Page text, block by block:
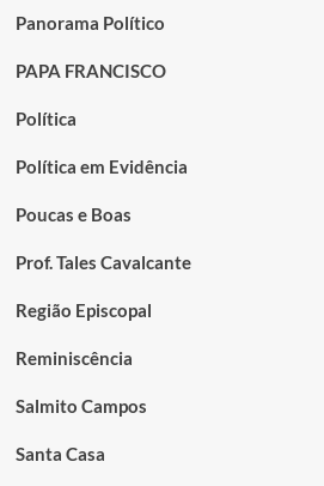
Panorama Político
PAPA FRANCISCO
Política
Política em Evidência
Poucas e Boas
Prof. Tales Cavalcante
Região Episcopal
Reminiscência
Salmito Campos
Santa Casa